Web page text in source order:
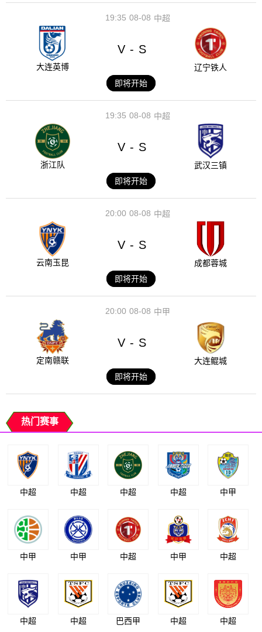
08-08
19:35 中超
大连英博
V - S
辽宁铁人
即将开始
08-08
19:35 中超
浙江队
V - S
武汉三镇
即将开始
08-08
20:00 中超
云南玉昆
V - S
成都蓉城
即将开始
08-08
20:00 中甲
定南赣联
V - S
大连鲲城
即将开始
热门赛事
中超 中超 中超 中超 中甲
中甲 中甲 中超 中甲 中超
中超 中超 巴西甲 中超 中超